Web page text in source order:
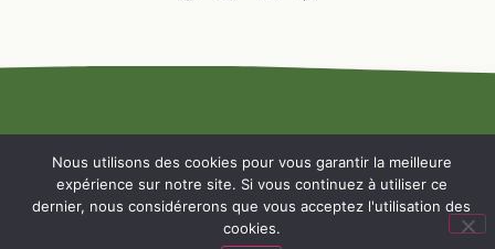
MENTIONS
LÉGALES
NOUS
Nous utilisons des cookies pour vous garantir la meilleure
expérience sur notre site. Si vous continuez à utiliser ce
dernier, nous considérerons que vous acceptez l'utilisation des
cookies.